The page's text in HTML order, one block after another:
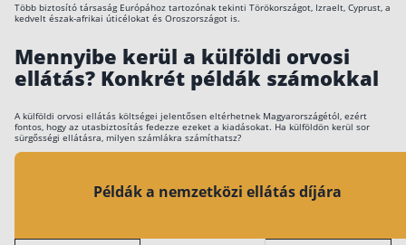
Rólunk
Kapcsolat
Karrier
Több biztosító társaság Európához tartozónak tekinti Törökországot, Izraelt, Cyprust, a
kedvelt észak-afrikai úticélokat és Oroszországot is.
Mennyibe kerül a külföldi orvosi
ellátás? Konkrét példák számokkal
A külföldi orvosi ellátás költségei jelentősen eltérhetnek Magyarországétól, ezért
fontos, hogy az utasbiztosítás fedezze ezeket a kiadásokat. Ha külföldön kerül sor
sürgősségi ellátásra, milyen számlákra számíthatsz?
Példák a nemzetközi ellátás díjára